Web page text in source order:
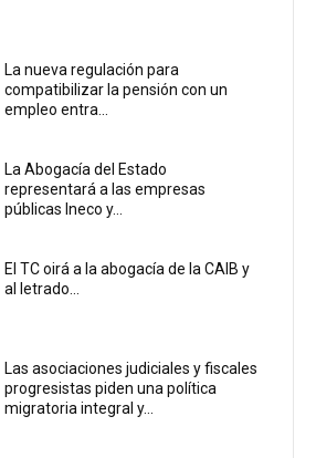
La nueva regulación para
compatibilizar la pensión con un
empleo entra...
La Abogacía del Estado
representará a las empresas
públicas Ineco y...
El TC oirá a la abogacía de la CAIB y
al letrado...
Las asociaciones judiciales y fiscales
progresistas piden una política
migratoria integral y...